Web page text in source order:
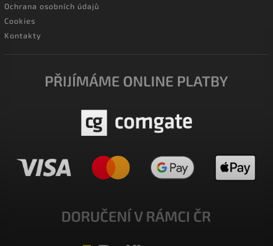
Ochrana osobních údajů
Cookies
Kontakty